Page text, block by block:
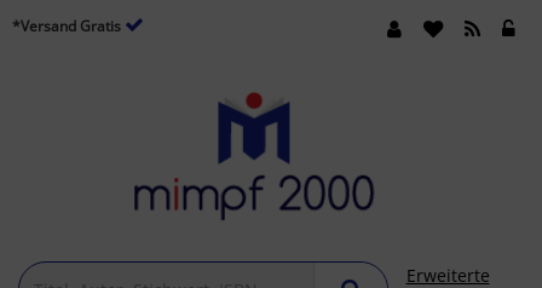
*Versand Gratis
Erweiterte